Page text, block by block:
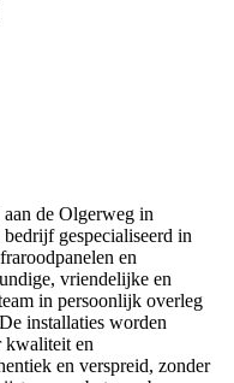
de Olgerweg in
gespecialiseerd in
en
vriendelijke en
in persoonlijk overleg
installaties worden
kwaliteit en
en verspreid, zonder